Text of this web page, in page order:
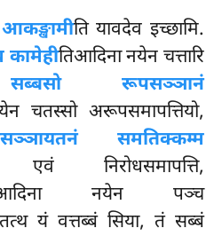
ति यावदेव इच्छामि.
कामेहीतिआदिना नयेन चत्तारि
सब्बसो रूपसञ्ञानं
चतस्सो अरूपसमापत्तियो,
समतिक्कम्म
एवं निरोधसमापत्ति,
नयेन पञ्च
यं वत्तब्बं सिया, तं सब्बं